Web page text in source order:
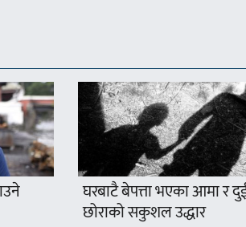
घरबाटै बेपत्ता भएका आमा र
छोराको सकुशल उद्धार